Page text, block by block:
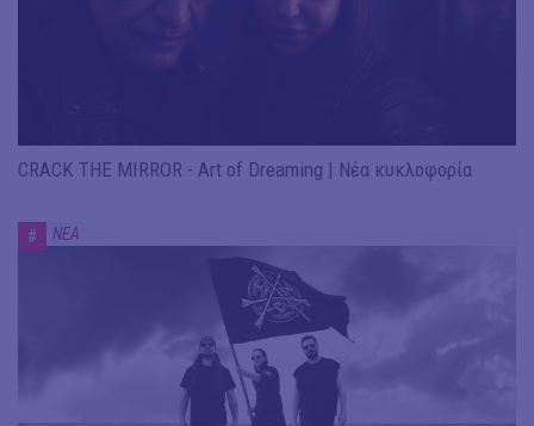
CRACK THE MIRROR - Art of Dreaming | Νέα κυκλοφορία
# ΝΕΑ